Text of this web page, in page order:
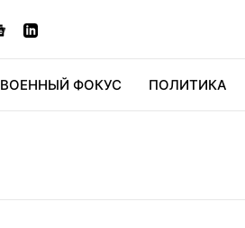
ВОЕННЫЙ ФОКУС ПОЛИТИКА